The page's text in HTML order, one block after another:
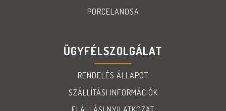
PORCELANOSA
ÜGYFÉLSZOLGÁLAT
RENDELÉS ÁLLAPOT
SZÁLLÍTÁSI INFORMÁCIÓK